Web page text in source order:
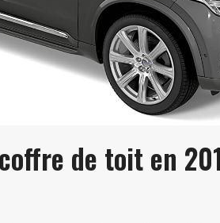
de toit en